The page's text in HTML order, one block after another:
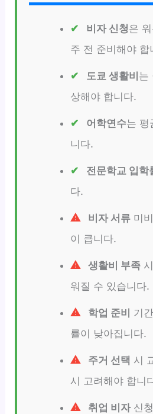
비자 신청은
주 전 준비해야 합
도쿄 생활비는
상해야 합니다.
어학연수는 평
니다.
전문학교 입학
다.
비자 서류미
이 큽니다.
생활비 부족시
워질 수 있습니다.
학업 준비 기
률이 낮아집니다.
주거 선택 시
시 고려해야 합니
취업 비자신